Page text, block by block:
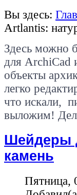
Вы здесь:
Artlantis:
Здесь можно
для ArchiCad
объекты
легко
что искали,
выложим!
Шейдеры
камень
Пятница,